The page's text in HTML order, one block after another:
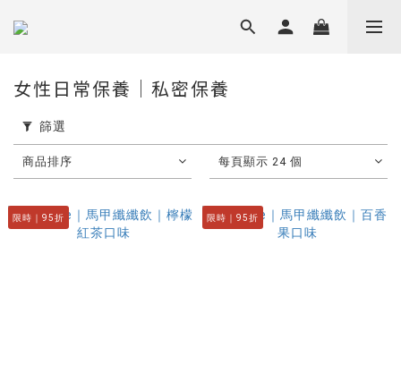
女性日常保養｜私密保養
篩選
商品排序 每頁顯示 24 個
限時｜95折 限時｜95折